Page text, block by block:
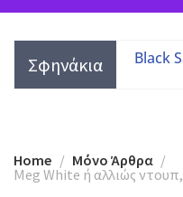
Σφηνάκια
με τις
μελών
Black
Home
Mόνο Άρθρα
Meg White ή αλλιώς